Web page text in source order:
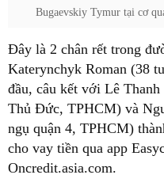
Bugaevskiy Tymur tại cơ
Đây là 2 chân rết trong
Katerynchyk Roman (38
đầu, câu kết với Lê
Thủ Đức, TPHCM) và
ngụ quận 4, TPHCM)
cho vay tiền qua app
Oncredit.asia.com.